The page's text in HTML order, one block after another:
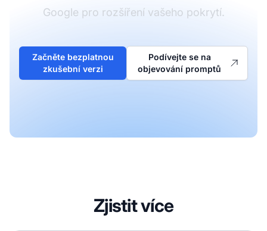
Google pro rozšíření vašeho pokrytí.
Začněte bezplatnou
zkušební verzi
Podívejte se na
objevování promptů
Zjistit více